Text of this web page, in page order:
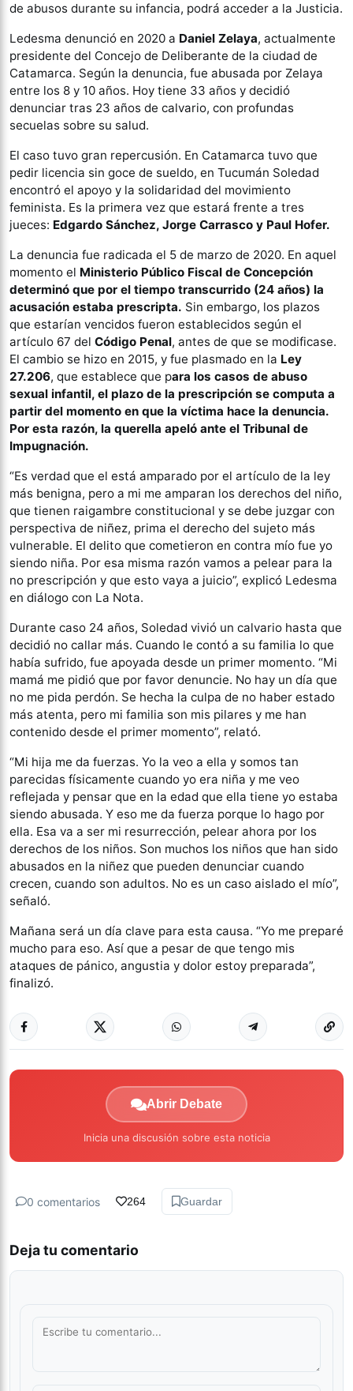
de abusos durante su infancia, podrá acceder a la Justicia.
Ledesma denunció en 2020 a Daniel Zelaya, actualmente
presidente del Concejo de Deliberante de la ciudad de
Catamarca. Según la denuncia, fue abusada por Zelaya
entre los 8 y 10 años. Hoy tiene 33 años y decidió
denunciar tras 23 años de calvario, con profundas
secuelas sobre su salud.
El caso tuvo gran repercusión. En Catamarca tuvo que
pedir licencia sin goce de sueldo, en Tucumán Soledad
encontró el apoyo y la solidaridad del movimiento
feminista. Es la primera vez que estará frente a tres
jueces: Edgardo Sánchez, Jorge Carrasco y Paul Hofer.
La denuncia fue radicada el 5 de marzo de 2020. En aquel
momento el Ministerio Público Fiscal de Concepción
determinó que por el tiempo transcurrido (24 años) la
acusación estaba prescripta. Sin embargo, los plazos
que estarían vencidos fueron establecidos según el
artículo 67 del Código Penal, antes de que se modificase.
El cambio se hizo en 2015, y fue plasmado en la Ley
27.206, que establece que para los casos de abuso
sexual infantil, el plazo de la prescripción se computa a
partir del momento en que la víctima hace la denuncia.
Por esta razón, la querella apeló ante el Tribunal de
Impugnación.
“Es verdad que el está amparado por el artículo de la ley
más benigna, pero a mi me amparan los derechos del niño,
que tienen raigambre constitucional y se debe juzgar con
perspectiva de niñez, prima el derecho del sujeto más
vulnerable. El delito que cometieron en contra mío fue yo
siendo niña. Por esa misma razón vamos a pelear para la
no prescripción y que esto vaya a juicio”, explicó Ledesma
en diálogo con La Nota.
Durante caso 24 años, Soledad vivió un calvario hasta que
decidió no callar más. Cuando le contó a su familia lo que
había sufrido, fue apoyada desde un primer momento. “Mi
mamá me pidió que por favor denuncie. No hay un día que
no me pida perdón. Se hecha la culpa de no haber estado
más atenta, pero mi familia son mis pilares y me han
contenido desde el primer momento”, relató.
“Mi hija me da fuerzas. Yo la veo a ella y somos tan
parecidas físicamente cuando yo era niña y me veo
reflejada y pensar que en la edad que ella tiene yo estaba
siendo abusada. Y eso me da fuerza porque lo hago por
ella. Esa va a ser mi resurrección, pelear ahora por los
derechos de los niños. Son muchos los niños que han sido
abusados en la niñez que pueden denunciar cuando
crecen, cuando son adultos. No es un caso aislado el mío”,
señaló.
Mañana será un día clave para esta causa. “Yo me preparé
mucho para eso. Así que a pesar de que tengo mis
ataques de pánico, angustia y dolor estoy preparada”,
finalizó.
Abrir Debate
Inicia una discusión sobre esta noticia
0 comentarios 264 Guardar
Deja tu comentario